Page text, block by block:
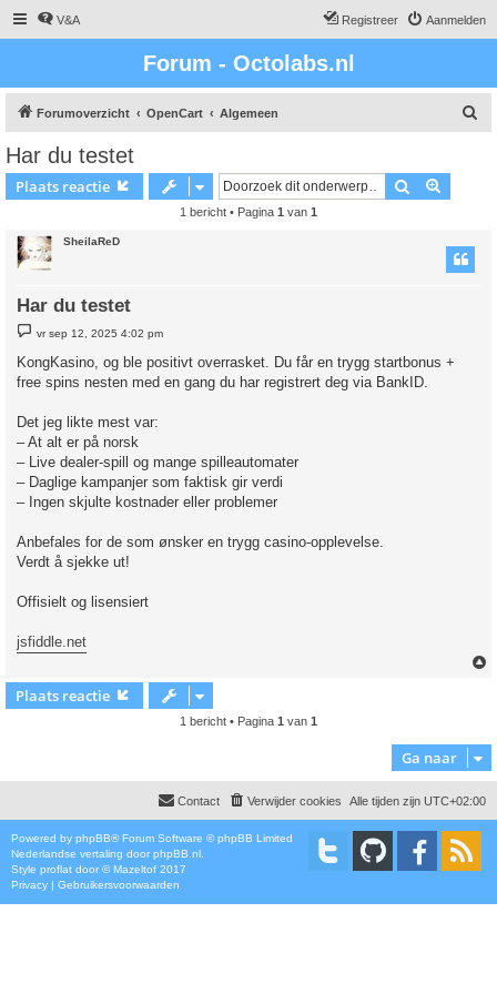
V&A Aanmelden
Registreer
Forum - Octolabs.nl
Forumoverzicht OpenCart Algemeen
Har du testet
Plaats reactie Zoek
1 bericht • Pagina 1 van 1
SheilaReD
Har du testet
e
i
c
vr sep 12, 2025 4:02 pm
KongKasino, og ble positivt overrasket. Du får en trygg startbonus +
free spins nesten med en gang du har registrert deg via BankID.
Det jeg likte mest var:
– At alt er på norsk
– Live dealer-spill og mange spilleautomater
– Daglige kampanjer som faktisk gir verdi
– Ingen skjulte kostnader eller problemer
Anbefales for de som ønsker en trygg casino-opplevelse.
Verdt å sjekke ut!
Offisielt og lisensiert
jsfiddle.net
Plaats reactie
1 bericht • Pagina 1 van 1
Ga naar
Alle tijden zijn UTC+02:00
Verwijder cookies
Contact
Powered by phpBB® Forum Software © phpBB Limited
Nederlandse vertaling door phpBB.nl
Style proflat door ©Mazeltof 2017
Privacy | Gebruikersvoorwaarden